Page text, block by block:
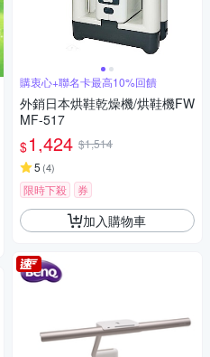
購衷心+聯名卡最高10%回饋
外銷日本烘鞋乾燥機/烘鞋機FW
MF-517
$1,424 $1,514
5 (4)
限時下殺 券
加入購物車